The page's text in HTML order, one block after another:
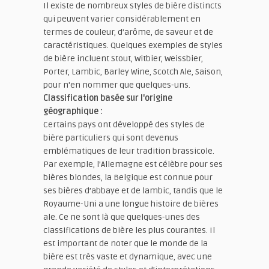
Il existe de nombreux styles de bière distincts
qui peuvent varier considérablement en
termes de couleur, d’arôme, de saveur et de
caractéristiques. Quelques exemples de styles
de bière incluent Stout, Witbier, Weissbier,
Porter, Lambic, Barley Wine, Scotch Ale, Saison,
pour n'en nommer que quelques-uns.
Classification basée sur l'origine
géographique :
Certains pays ont développé des styles de
bière particuliers qui sont devenus
emblématiques de leur tradition brassicole.
Par exemple, l’Allemagne est célèbre pour ses
bières blondes, la Belgique est connue pour
ses bières d’abbaye et de lambic, tandis que le
Royaume-Uni a une longue histoire de bières
ale. Ce ne sont là que quelques-unes des
classifications de bière les plus courantes. Il
est important de noter que le monde de la
bière est très vaste et dynamique, avec une